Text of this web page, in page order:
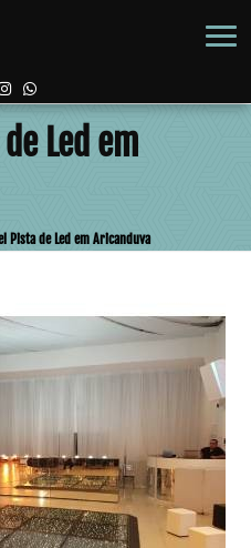
Led em
Pista de Led em Aricanduva